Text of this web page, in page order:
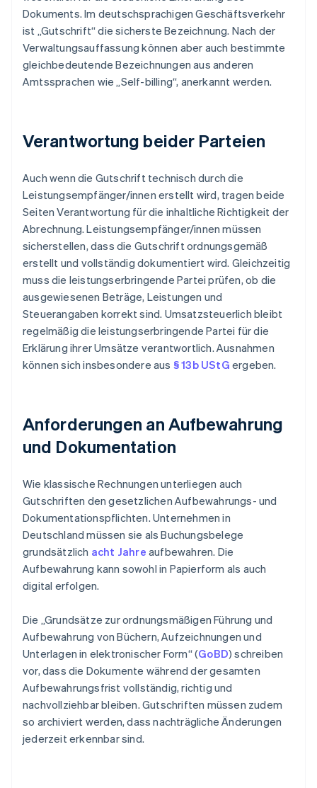
Dokuments. Im deutschsprachigen Geschäftsverkehr
ist „Gutschrift“ die sicherste Bezeichnung. Nach der
Verwaltungsauffassung können aber auch bestimmte
gleichbedeutende Bezeichnungen aus anderen
Amtssprachen wie „Self-billing“, anerkannt werden.
Verantwortung beider Parteien
Auch wenn die Gutschrift technisch durch die
Leistungsempfänger/innen erstellt wird, tragen beide
Seiten Verantwortung für die inhaltliche Richtigkeit der
Abrechnung. Leistungsempfänger/innen müssen
sicherstellen, dass die Gutschrift ordnungsgemäß
erstellt und vollständig dokumentiert wird. Gleichzeitig
muss die leistungserbringende Partei prüfen, ob die
ausgewiesenen Beträge, Leistungen und
Steuerangaben korrekt sind. Umsatzsteuerlich bleibt
regelmäßig die leistungserbringende Partei für die
Erklärung ihrer Umsätze verantwortlich. Ausnahmen
können sich insbesondere aus § 13b UStG ergeben.
Anforderungen an Aufbewahrung
und Dokumentation
Wie klassische Rechnungen unterliegen auch
Gutschriften den gesetzlichen Aufbewahrungs- und
Dokumentationspflichten. Unternehmen in
Deutschland müssen sie als Buchungsbelege
grundsätzlich acht Jahre aufbewahren. Die
Aufbewahrung kann sowohl in Papierform als auch
digital erfolgen.
Die „Grundsätze zur ordnungsmäßigen Führung und
Aufbewahrung von Büchern, Aufzeichnungen und
Unterlagen in elektronischer Form“ (GoBD) schreiben
vor, dass die Dokumente während der gesamten
Aufbewahrungsfrist vollständig, richtig und
nachvollziehbar bleiben. Gutschriften müssen zudem
so archiviert werden, dass nachträgliche Änderungen
jederzeit erkennbar sind.